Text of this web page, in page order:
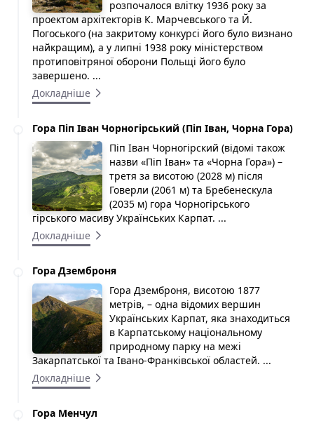
розпочалося влітку 1936 року за
проектом архітекторів К. Марчевського та Й.
Погоського (на закритому конкурсі його було визнано
найкращим), а у липні 1938 року міністерством
протиповітряної оборони Польщі його було
завершено. ...
Докладніше
Гора Піп Іван Чорногірський (Піп Іван, Чорна Гора)
Піп Іван Чорногірский (відомі також
назви «Піп Іван» та «Чорна Гора») –
третя за висотою (2028 м) після
Говерли (2061 м) та Бребенескула
(2035 м) гора Чорногірського
гірського масиву Українських Карпат. ...
Докладніше
Гора Дземброня
Гора Дземброня, висотою 1877
метрів, – одна відомих вершин
Українських Карпат, яка знаходиться
в Карпатському національному
природному парку на межі
Закарпатської та Івано-Франківської областей. ...
Докладніше
Гора Менчул